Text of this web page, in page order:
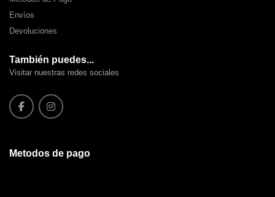
Envíos
Devoluciones
También puedes...
Visitar nuestras redes sociales
Metodos de pago